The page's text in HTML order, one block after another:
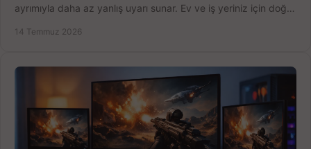
ayrımıyla daha az yanlış uyarı sunar. Ev ve iş yeriniz için doğru
14 Temmuz 2026